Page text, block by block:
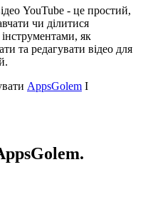
YouTube - це простий,
чи ділитися
як
та редагувати відео для
AppsGolem І